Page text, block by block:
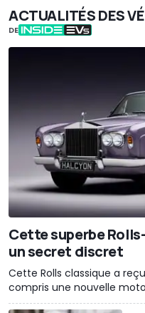
ACTUALITÉS DES
DE
Cette superbe
un secret discret
Cette Rolls classique a
compris une nouvelle